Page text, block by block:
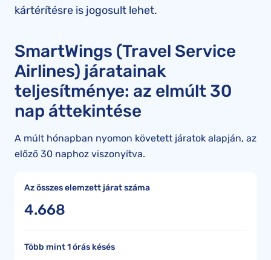
kártérítésre is jogosult lehet.
SmartWings (Travel Service
Airlines) járatainak
teljesítménye: az elmúlt 30
nap áttekintése
A múlt hónapban nyomon követett járatok alapján, az
előző 30 naphoz viszonyítva.
Az összes elemzett járat száma
4.668
Több mint 1 órás késés